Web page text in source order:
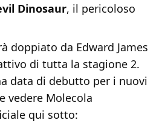
Dinosaur, il pericoloso
doppiato da Edward James
di tutta la stagione 2.
data di debutto per i nuovi
vedere Molecola
qui sotto: